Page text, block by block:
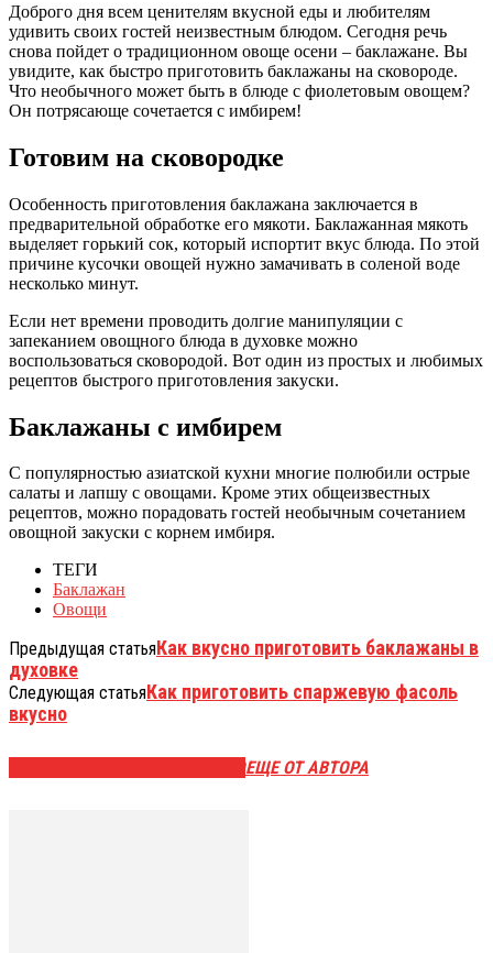
Доброго дня всем ценителям вкусной еды и любителям
удивить своих гостей неизвестным блюдом. Сегодня речь
снова пойдет о традиционном овоще осени – баклажане. Вы
увидите, как быстро приготовить баклажаны на сковороде.
Что необычного может быть в блюде с фиолетовым овощем?
Он потрясающе сочетается с имбирем!
Готовим на сковородке
Особенность приготовления баклажана заключается в
предварительной обработке его мякоти. Баклажанная мякоть
выделяет горький сок, который испортит вкус блюда. По этой
причине кусочки овощей нужно замачивать в соленой воде
несколько минут.
Если нет времени проводить долгие манипуляции с
запеканием овощного блюда в духовке можно
воспользоваться сковородой. Вот один из простых и любимых
рецептов быстрого приготовления закуски.
Баклажаны с имбирем
С популярностью азиатской кухни многие полюбили острые
салаты и лапшу с овощами. Кроме этих общеизвестных
рецептов, можно порадовать гостей необычным сочетанием
овощной закуски с корнем имбиря.
ТЕГИ
Баклажан
Овощи
Предыдущая статьяКак вкусно приготовить баклажаны в
духовке
Следующая статьяКак приготовить спаржевую фасоль
вкусно
ЕЩЕ ОТ АВТОРА